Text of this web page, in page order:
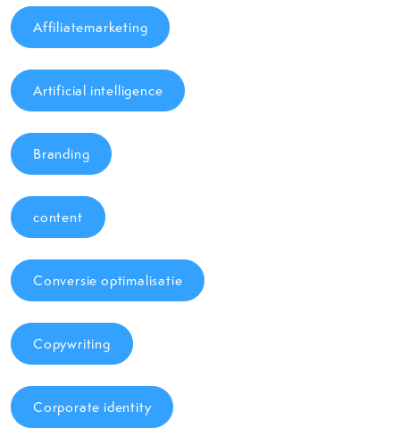
Affiliatemarketing
Artificial intelligence
Branding
content
Conversie optimalisatie
Copywriting
Corporate identity